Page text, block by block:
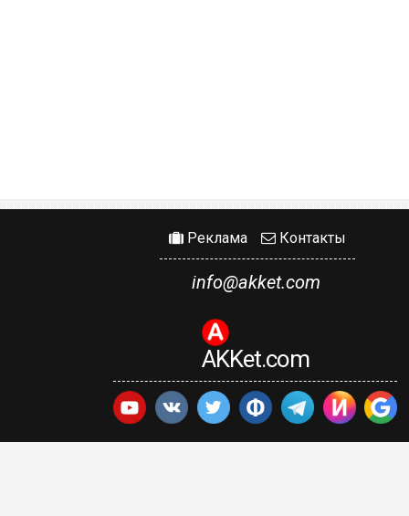
Реклама Контакты
info@akket.com
AKKet.com